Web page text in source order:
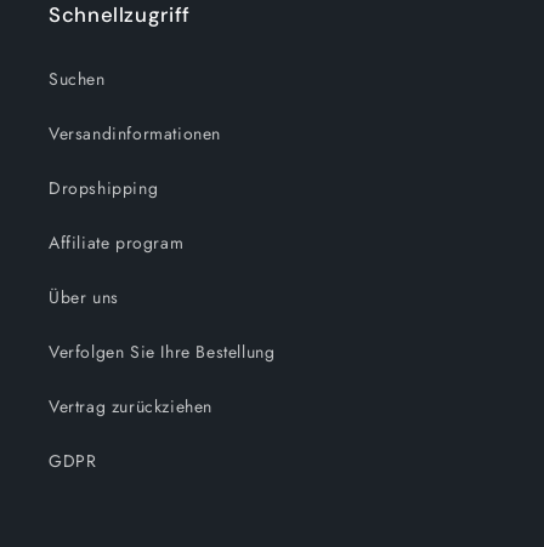
Schnellzugriff
Suchen
Versandinformationen
Dropshipping
Affiliate program
Über uns
Verfolgen Sie Ihre Bestellung
Vertrag zurückziehen
GDPR